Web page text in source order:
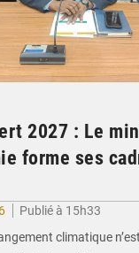
2027 : Le
forme ses
Publié à 15h33
climatique